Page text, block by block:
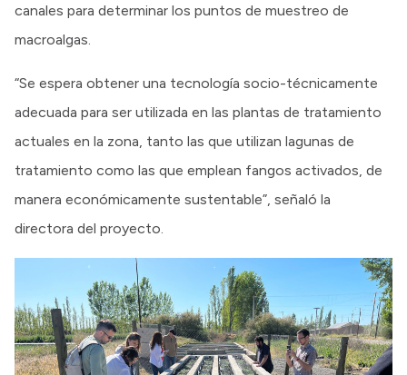
canales para determinar los puntos de muestreo de
macroalgas.
“Se espera obtener una tecnología socio-técnicamente
adecuada para ser utilizada en las plantas de tratamiento
actuales en la zona, tanto las que utilizan lagunas de
tratamiento como las que emplean fangos activados, de
manera económicamente sustentable”, señaló la
directora del proyecto.